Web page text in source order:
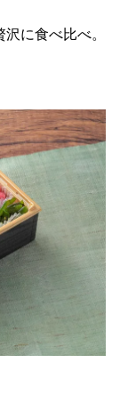
に食べ比べ。